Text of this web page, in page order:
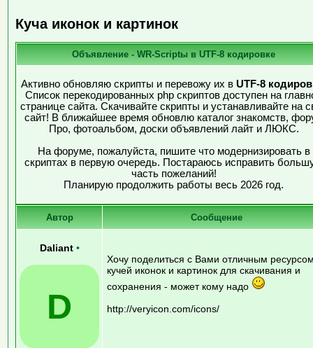
Куча иконок и картинок
Объявление - WR-Scriptы в UTF-8 кодировке
Активно обновляю скрипты и перевожу их в UTF-8
Список перекодированных php скриптов доступен на
странице сайта. Скачивайте скрипты и устанавливайте на
сайт! В ближайшее время обновлю каталог знакомств,
Про, фотоальбом, доски объявлений лайт и ЛЮКС.
На форуме, пожалуйста, пишите что модернизировать в
скриптах в первую очередь. Постараюсь исправить
часть пожеланий!
Планирую продолжить работы весь 2026 год.
Автор Сообщение
Daliant •
D
Хочу поделиться с Вами отличным
кучей иконок и картинок для скачивания и
сохранения - может кому надо
http://veryicon.com/icons/